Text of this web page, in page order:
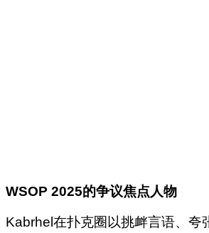
WSOP 2025的争议焦点人物
Kabrhel在扑克圈以挑衅言语、夸